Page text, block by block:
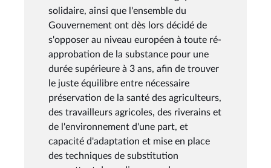
solidaire, ainsi que l'ensemble du
Gouvernement ont dès lors décidé de
s'opposer au niveau européen à toute ré-
approbation de la substance pour une
durée supérieure à 3 ans, afin de trouver
le juste équilibre entre nécessaire
préservation de la santé des agriculteurs,
des travailleurs agricoles, des riverains et
de l'environnement d'une part, et
capacité d'adaptation et mise en place
des techniques de substitution